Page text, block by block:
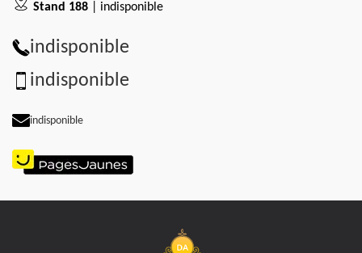
Stand 188 | indisponible
indisponible
indisponible
indisponible